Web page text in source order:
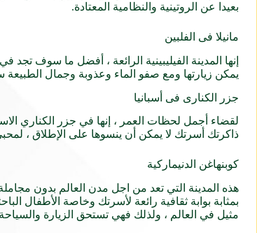
بعيدا عن الروتينية والنظامية المعتادة.
مانيلا فى الفلبين
إنها المدينة الفيليبينية الرائعة ، أفضل ما سوف
يمكن زيارتها ومع صفو الماء وعذوبة وجمال
جزر الكنارى فى أسبانيا
لقضاء أجمل لحظات العمر ، إنها في جزر الكناري
ذاكرتك أسرتك لا يمكن أن ينسوها على الإطلاق ،
كوبنهاغن الدنيماركية
هذه المدينة التي تعد من اجل مدن العالم بدون
بمثابة بوابة ثقافية رائعة لأسرتك وخاصة الأطفال
مثيل في العالم ، ولذلك فهي تستحق الزيارة